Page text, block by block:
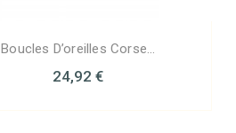
Boucles D’oreilles Corse...
24,92 €